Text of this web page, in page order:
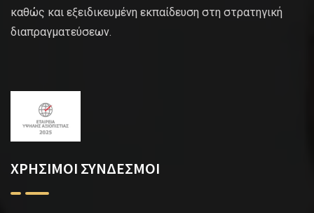
καθώς και εξειδικευμένη εκπαίδευση στη στρατηγική
διαπραγματεύσεων.
ΧΡΗΣΙΜΟΙ ΣΥΝΔΕΣΜΟΙ